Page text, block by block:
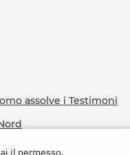
assolve i Testimoni
il permesso,